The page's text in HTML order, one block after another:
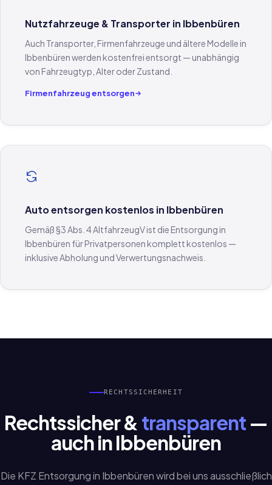
Nutzfahrzeuge & Transporter in Ibbenbüren
Auch Transporter, Firmenfahrzeuge und ältere Modelle in
Ibbenbüren werden kostenfrei entsorgt — unabhängig
von Fahrzeugtyp, Alter oder Zustand.
Firmenfahrzeug entsorgen
Auto entsorgen kostenlos in Ibbenbüren
Gemäß §3 Abs. 4 AltfahrzeugV ist die Entsorgung in
Ibbenbüren für Privatpersonen komplett kostenlos —
inklusive Abholung und Verwertungsnachweis.
RECHTSSICHERHEIT
Rechtssicher & transparent—
auch in Ibbenbüren
Die KFZ Entsorgung in Ibbenbüren wird bei uns ausschließlich